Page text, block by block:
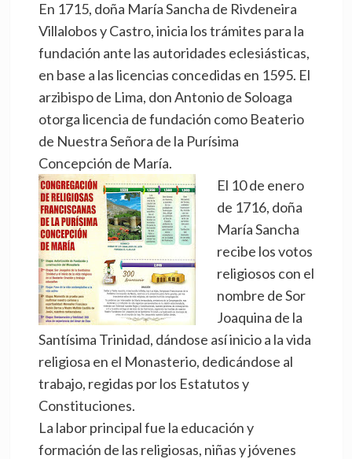
En 1715, doña María Sancha de Rivdeneira
Villalobos y Castro, inicia los trámites para la
fundación ante las autoridades eclesiásticas,
en base a las licencias concedidas en 1595. El
arzibispo de Lima, don Antonio de Soloaga
otorga licencia de fundación como Beaterio
de Nuestra Señora de la Purísima
Concepción de María.
El 10 de enero
de 1716, doña
María Sancha
recibe los votos
religiosos con el
nombre de Sor
Joaquina de la
Santísima Trinidad, dándose así inicio a la vida
religiosa en el Monasterio, dedicándose al
trabajo, regidas por los Estatutos y
Constituciones.
La labor principal fue la educación y
formación de las religiosas, niñas y jóvenes